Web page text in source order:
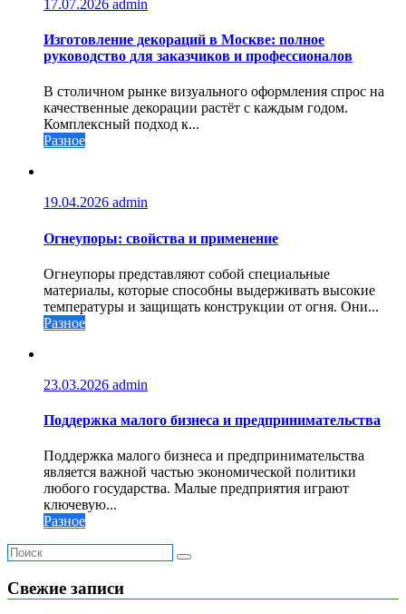
17.07.2026 admin
Изготовление декораций в Москве: полное
руководство для заказчиков и профессионалов
В столичном рынке визуального оформления спрос на
качественные декорации растёт с каждым годом.
Комплексный подход к...
Разное
19.04.2026 admin
Огнеупоры: свойства и применение
Огнеупоры представляют собой специальные
материалы, которые способны выдерживать высокие
температуры и защищать конструкции от огня. Они...
Разное
23.03.2026 admin
Поддержка малого бизнеса и предпринимательства
Поддержка малого бизнеса и предпринимательства
является важной частью экономической политики
любого государства. Малые предприятия играют
ключевую...
Разное
Свежие записи